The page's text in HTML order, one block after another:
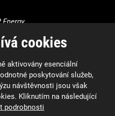
cookies
aktivovány esenciální
poskytování služeb,
návštěvnosti jsou však
Kliknutím na následující
podrobnosti